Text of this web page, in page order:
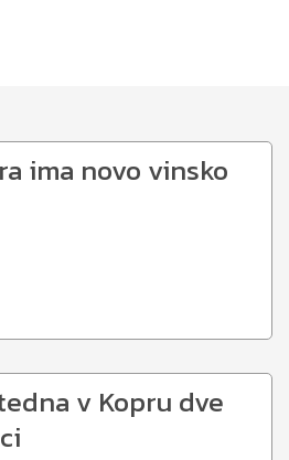
ima novo vinsko
v Kopru dve